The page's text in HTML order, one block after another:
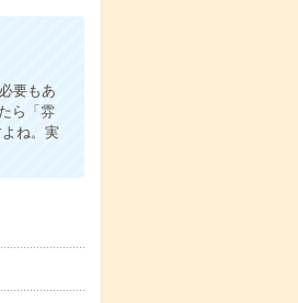
要もあ
ら「雰
ね。実